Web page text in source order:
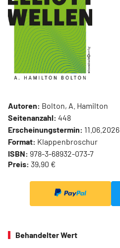
Autoren: Bolton, A. Hamilton
Seitenanzahl: 448
Erscheinungstermin: 11.06.2026
Format: Klappenbroschur
ISBN: 978-3-68932-073-7
Preis: 39,90 €
Behandelter Wert